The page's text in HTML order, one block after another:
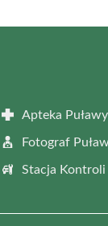
Apteka Puławy
Fotograf
Stacja Kontroli